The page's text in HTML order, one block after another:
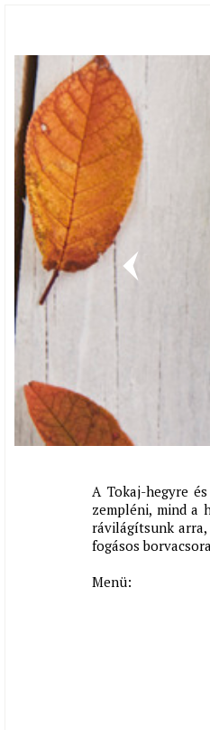
A Tokaj-hegyre
zempléni, mind a
rávilágítsunk arra,
fogásos
​Menü: